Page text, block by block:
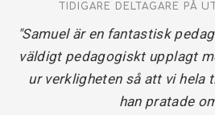
TIDIGARE DELTAGARE PÅ
"Samuel är en fantastisk
väldigt pedagogiskt upplagt
ur verkligheten så att vi hela
han pratade